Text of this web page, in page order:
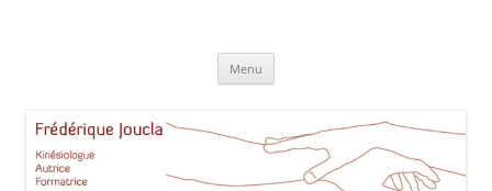
Aucamville Toulouse
Menu